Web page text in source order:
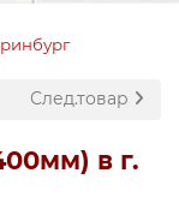
След.товар
в г.